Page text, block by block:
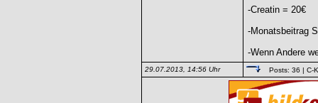
-Creatin = 20€
-Monatsbeitrag
-Wenn Andere
29.07.2013, 14:56 Uhr Posts: 36 | C-